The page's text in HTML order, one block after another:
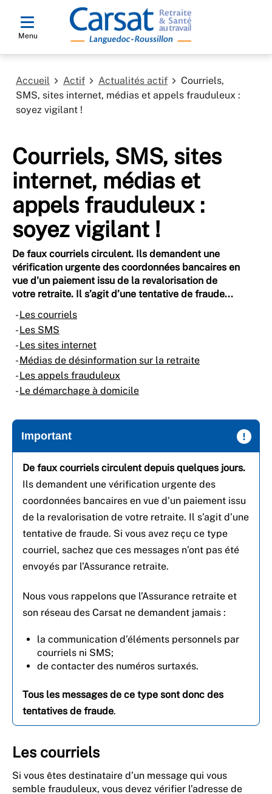
Menu
Accueil Actif Actualités actif
Courriels,
SMS, sites internet, médias et appels frauduleux :
soyez vigilant !
Courriels, SMS, sites
internet, médias et
appels frauduleux :
soyez vigilant !
De faux courriels circulent. Ils demandent une
vérification urgente des coordonnées bancaires en
vue d'un paiement issu de la revalorisation de
votre retraite. Il s’agit d’une tentative de fraude...
Les courriels
Les SMS
Les sites internet
Médias de désinformation sur la retraite
Les appels frauduleux
Le démarchage à domicile
Important
De faux courriels circulent depuis quelques jours.
Ils demandent une vérification urgente des
coordonnées bancaires en vue d'un paiement issu
de la revalorisation de votre retraite. Il s’agit d’une
tentative de fraude. Si vous avez reçu ce type
courriel, sachez que ces messages n’ont pas été
envoyés par l’Assurance retraite.
Nous vous rappelons que l’Assurance retraite et
son réseau des Carsat ne demandent jamais :
la communication d’éléments personnels par
courriels ni SMS;
de contacter des numéros surtaxés.
Tous les messages de ce type sont donc des
tentatives de fraude.
Les courriels
Si vous êtes destinataire d’un message qui vous
semble frauduleux, vous devez vérifier l’adresse de